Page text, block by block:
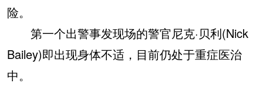
险。
第一个出警事发现场的警官尼克·贝利(Nick
Bailey)即出现身体不适，目前仍处于重症医治
中。